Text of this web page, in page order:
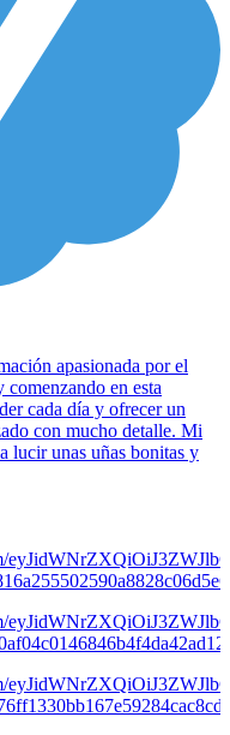
apasionada por el
en esta
cada día y ofrecer un
con mucho detalle. Mi
lucir unas uñas bonitas y